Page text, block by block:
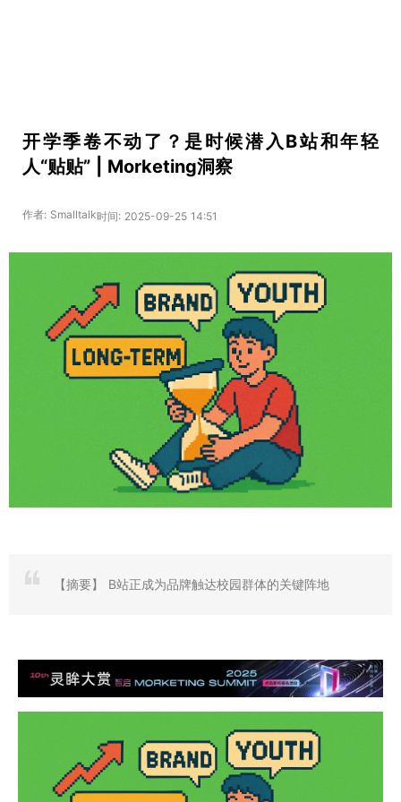
开学季卷不动了？是时候潜入B站和年轻
人“贴贴” | Morketing洞察
作者: Smalltalk时间: 2025-09-25 14:51
【摘要】 B站正成为品牌触达校园群体的关键阵地